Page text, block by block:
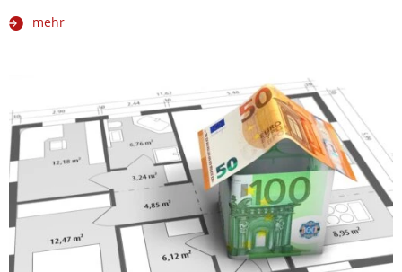
mehr